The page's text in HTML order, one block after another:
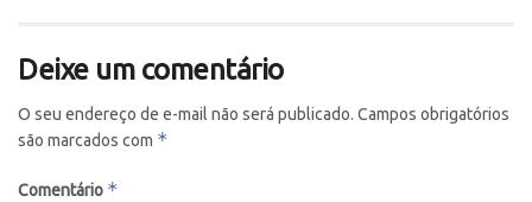
Deixe um comentário
O seu endereço de e-mail não será publicado. Campos obrigatórios
são marcados com *
Comentário *